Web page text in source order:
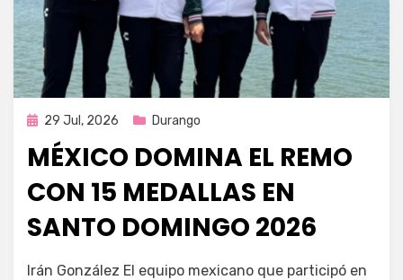
Publicada
29 Jul, 2026 Durango
MÉXICO DOMINA EL REMO
CON 15 MEDALLAS EN
SANTO DOMINGO 2026
por Fernando Miranda Servín
Irán González El equipo mexicano que participó en